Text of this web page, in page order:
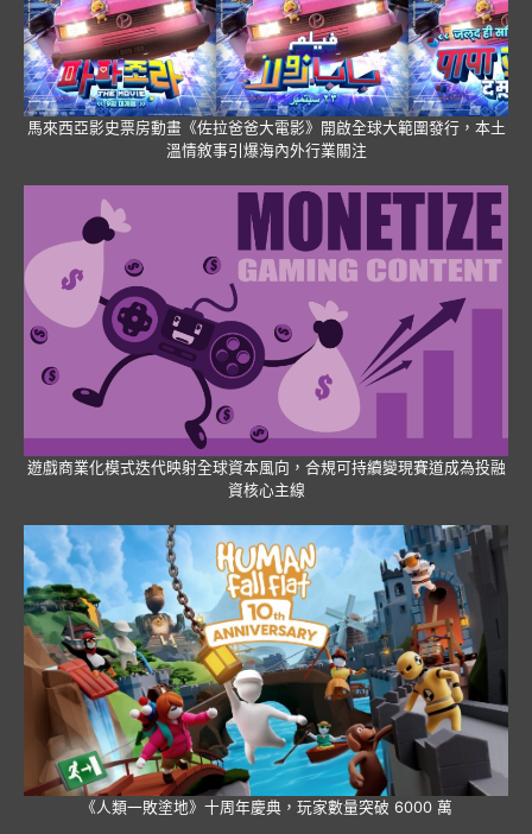
馬來西亞影史票房動畫《佐拉爸爸大電影》開啟全球大範圍發行，本土
溫情敘事引爆海內外行業關注
遊戲商業化模式迭代映射全球資本風向，合規可持續變現賽道成為投融
資核心主線
《人類一敗塗地》十周年慶典，玩家數量突破 6000 萬